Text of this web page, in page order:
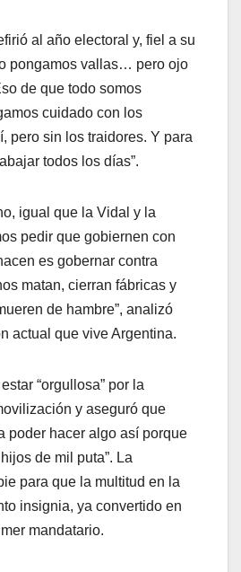
al año electoral y, fiel a su
pongamos vallas… pero ojo
de que todo somos
cuidado con los
pero sin los traidores. Y para
todos los días”.
igual que la Vidal y la
pedir que gobiernen con
es gobernar contra
matan, cierran fábricas y
de hambre”, analizó
actual que vive Argentina.
“orgullosa” por la
y aseguró que
poder hacer algo así porque
de mil puta”. La
para que la multitud en la
insignia, ya convertido en
mandatario.